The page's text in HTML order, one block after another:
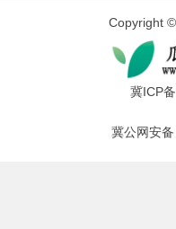
Copyright
冀ICP
冀公网安